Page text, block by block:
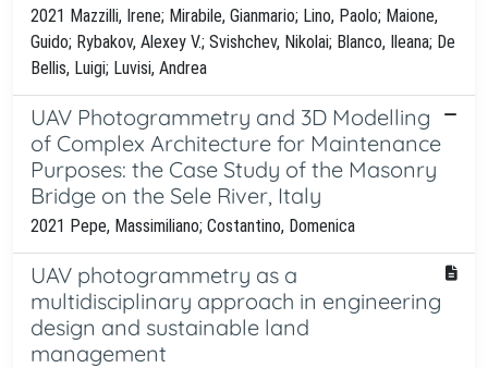
2021 Mazzilli, Irene; Mirabile, Gianmario; Lino, Paolo; Maione,
Guido; Rybakov, Alexey V.; Svishchev, Nikolai; Blanco, Ileana; De
Bellis, Luigi; Luvisi, Andrea
UAV Photogrammetry and 3D Modelling
of Complex Architecture for Maintenance
Purposes: the Case Study of the Masonry
Bridge on the Sele River, Italy
2021 Pepe, Massimiliano; Costantino, Domenica
UAV photogrammetry as a
multidisciplinary approach in engineering
design and sustainable land
management